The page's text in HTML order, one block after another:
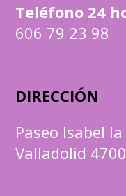
Teléfono 24
606 79 23 98
DIRECCIÓN
Paseo Isabel
Valladolid